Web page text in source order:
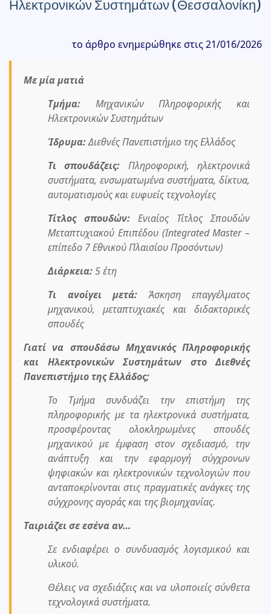
Ηλεκτρονικών Συστημάτων (Θεσσαλονίκη)
το άρθρο ενημερώθηκε στις 21/016/2026
Με μία ματιά
Τμήμα: Μηχανικών Πληροφορικής και
Ηλεκτρονικών Συστημάτων
Ίδρυμα:Διεθνές Πανεπιστήμιο της Ελλάδος
Τι σπουδάζεις: Πληροφορική, ηλεκτρονικά
συστήματα, ενσωματωμένα συστήματα, δίκτυα,
αυτοματισμούς και ευφυείς τεχνολογίες
Τίτλος σπουδών: Ενιαίος Τίτλος Σπουδών
Μεταπτυχιακού Επιπέδου (Integrated Master –
επίπεδο 7 Εθνικού Πλαισίου Προσόντων)
Διάρκεια:5 έτη
Τι ανοίγει μετά: Άσκηση επαγγέλματος
μηχανικού, μεταπτυχιακές και διδακτορικές
σπουδές
Γιατί να σπουδάσω Μηχανικός Πληροφορικής
και Ηλεκτρονικών Συστημάτων στο Διεθνές
Πανεπιστήμιο της Ελλάδος;
Το Τμήμα συνδυάζει την επιστήμη της
πληροφορικής με τα ηλεκτρονικά συστήματα,
προσφέροντας ολοκληρωμένες σπουδές
μηχανικού με έμφαση στον σχεδιασμό, την
ανάπτυξη και την εφαρμογή σύγχρονων
ψηφιακών και ηλεκτρονικών τεχνολογιών που
ανταποκρίνονται στις πραγματικές ανάγκες της
σύγχρονης αγοράς και της βιομηχανίας.
Ταιριάζει σε εσένα αν…
Σε ενδιαφέρει ο συνδυασμός λογισμικού και
υλικού.
Θέλεις να σχεδιάζεις και να υλοποιείς σύνθετα
τεχνολογικά συστήματα.